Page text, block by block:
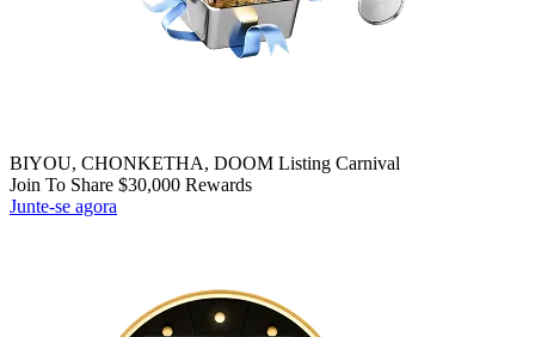
BIYOU, CHONKETHA, DOOM Listing Carnival
Join To Share $30,000 Rewards
Junte-se agora